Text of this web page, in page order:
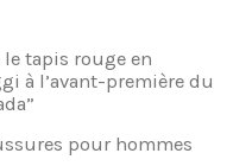
tapis rouge en
à l’avant-première du
pour hommes